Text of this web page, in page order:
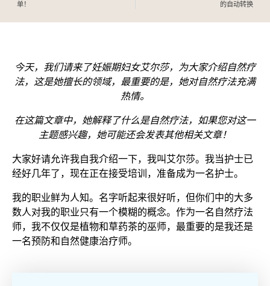
单！
的自动转换
今天，我们请来了妊娠期妇女艾尔莎，为大家介绍自然疗
法，这是她擅长的领域，最重要的是，她对自然疗法充满
热情。
在这篇文章中，她解释了什么是自然疗法，如果您对这一
主题感兴趣，她可能还会发表其他相关文章！
大家好请允许我自我介绍一下，我叫艾尔莎。我当护士已
经好几年了，现在正在接受培训，准备成为一名护士。
我的职业鲜为人知。名字听起来很好听，但你们中的大多
数人对我的职业只有一个模糊的概念。作为一名自然疗法
师，我不仅仅是植物和草药茶的巫师，最重要的是我还是
一名预防和自然健康治疗师。